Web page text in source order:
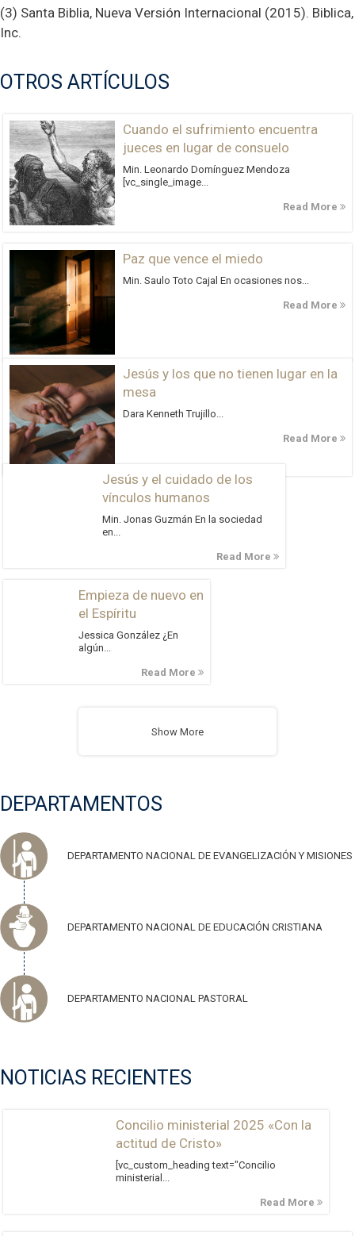
(3) Santa Biblia, Nueva Versión Internacional (2015). Biblica,
Inc.
OTROS ARTÍCULOS
Cuando el sufrimiento encuentra
jueces en lugar de consuelo
Min. Leonardo Domínguez Mendoza
[vc_single_image...
Read More
Paz que vence el miedo
Min. Saulo Toto Cajal En ocasiones nos...
Read More
Jesús y los que no tienen lugar en la
mesa
Dara Kenneth Trujillo...
Read More
Jesús y el cuidado de los
vínculos humanos
Min. Jonas Guzmán En la sociedad
en...
Read More
Empieza de nuevo en
el Espíritu
Jessica González ¿En
algún...
Read More
Show More
DEPARTAMENTOS
DEPARTAMENTO NACIONAL DE EVANGELIZACIÓN Y MISIONES
DEPARTAMENTO NACIONAL DE EDUCACIÓN CRISTIANA
DEPARTAMENTO NACIONAL PASTORAL
NOTICIAS RECIENTES
Concilio ministerial 2025 «Con la
actitud de Cristo»
[vc_custom_heading text="Concilio
ministerial...
Read More